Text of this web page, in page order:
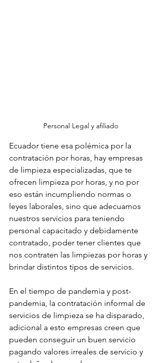
Personal Legal y afiliado
Ecuador tiene esa polémica por la
contratación por horas, hay empresas
de limpieza especializadas, que te
ofrecen limpieza por horas, y no por
eso están incumpliendo normas o
leyes laborales, sino que adecuamos
nuestros servicios para teniendo
personal capacitado y debidamente
contratado, poder tener clientes que
nos contraten las limpiezas por horas y
brindar distintos tipos de servicios.
En el tiempo de pandemia y post-
pandemia, la contratación informal de
servicios de limpieza se ha disparado,
adicional a esto empresas creen que
pueden conseguir un buen servicio
pagando valores irreales de servicio y